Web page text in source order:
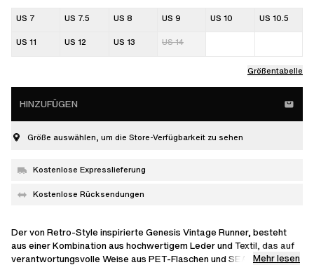
US 7 US 7.5 US 8 US 9 US 10 US 10.5
US 11 US 12 US 13 US 14
Größentabelle
HINZUFÜGEN
Größe auswählen, um die Store-Verfügbarkeit zu sehen
Kostenlose Expresslieferung
Kostenlose Rücksendungen
Der von Retro-Style inspirierte Genesis Vintage Runner, besteht
aus einer Kombination aus hochwertigem Leder und Textil, das auf
verantwortungsvolle Weise aus PET-Flaschen und SEAQUAL®Mehr lesen